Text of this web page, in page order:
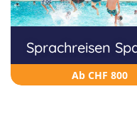
Sprachreisen
Ab CHF 800